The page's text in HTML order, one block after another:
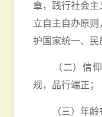
章，践行社会主
立自主自办原
护国家统一、民
（二）信仰
规，品行端正；
（三）年龄在